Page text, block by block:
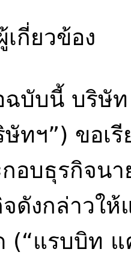
กี่ยวข้อง
ฉบับนี้ บริษั
ทฯ”) ขอเ
กอบธุรกิจน
ดังกล่าวใ
(“แรบบิท